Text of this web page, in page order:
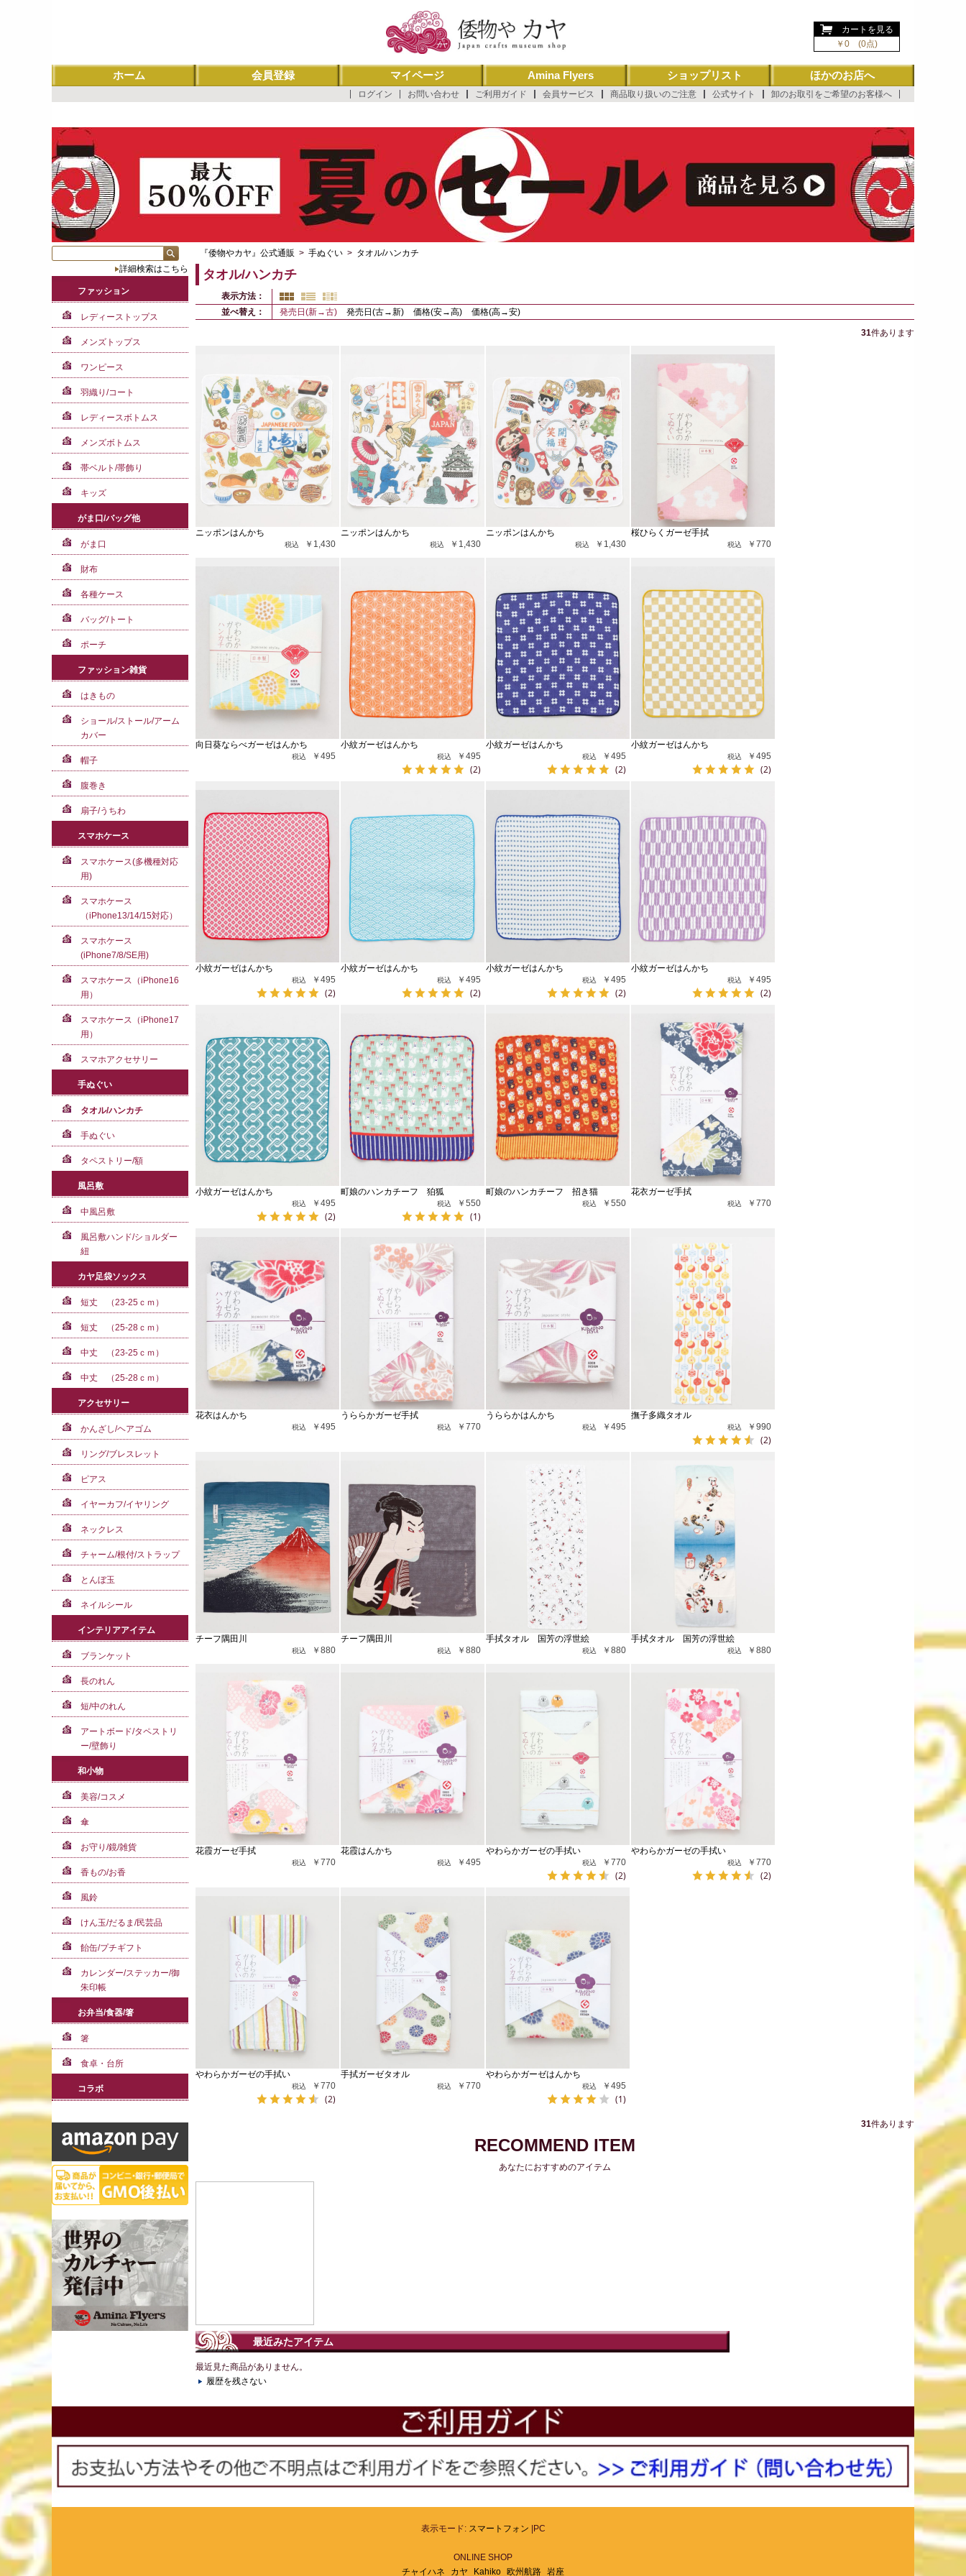
カートを見る
￥0 (0点)
ホーム 会員登録 マイページ Amina Flyers ショップリスト ほかのお店へ
卸のお取引をご希望のお客様へ
公式サイト
商品取り扱いのご注意
会員サービス
ご利用ガイド
お問い合わせ
ログイン
『倭物やカヤ』公式通販 > 手ぬぐい > タオル/ハンカチ
タオル/ハンカチ
表示方法：
並べ替え：
発売日(新→古) 発売日(古→新) 価格(安→高) 価格(高→安)
31件あります
ニッポンはんかち
￥1,430
ニッポンはんかち
￥1,430
ニッポンはんかち
￥1,430
桜ひらくガーゼ手拭
￥770
向日葵ならべガーゼはんかち
￥495
小紋ガーゼはんかち
￥495
(2)
小紋ガーゼはんかち
￥495
(2)
小紋ガーゼはんかち
￥495
(2)
小紋ガーゼはんかち
￥495
(2)
小紋ガーゼはんかち
￥495
(2)
小紋ガーゼはんかち
￥495
(2)
小紋ガーゼはんかち
￥495
(2)
小紋ガーゼはんかち
￥495
(2)
町娘のハンカチーフ 狛狐
￥550
(1)
町娘のハンカチーフ 招き猫
￥550
花衣ガーゼ手拭
￥770
花衣はんかち
￥495
うららかガーゼ手拭
￥770
うららかはんかち
￥495
撫子多織タオル
￥990
(2)
チーフ隅田川
￥880
チーフ隅田川
￥880
手拭タオル 国芳の浮世絵
￥880
手拭タオル 国芳の浮世絵
￥880
花霞ガーゼ手拭
￥770
花霞はんかち
￥495
やわらかガーゼの手拭い
￥770
(2)
やわらかガーゼの手拭い
￥770
(2)
やわらかガーゼの手拭い
￥770
(2)
手拭ガーゼタオル
￥770
やわらかガーゼはんかち
￥495
(1)
31件あります
RECOMMEND ITEM
あなたにおすすめのアイテム
最近みたアイテム
最近見た商品がありません。
履歴を残さない
詳細検索はこちら
ファッション
レディーストップス
メンズトップス
ワンピース
羽織り/コート
レディースボトムス
メンズボトムス
帯ベルト/帯飾り
キッズ
がま口/バッグ他
がま口
財布
各種ケース
バッグ/トート
ポーチ
ファッション雑貨
はきもの
ショール/ストール/アーム
カバー
帽子
腹巻き
扇子/うちわ
スマホケース
スマホケース(多機種対応
用)
スマホケース
（iPhone13/14/15対応）
スマホケース
(iPhone7/8/SE用)
スマホケース（iPhone16
用）
スマホケース（iPhone17
用）
スマホアクセサリー
手ぬぐい
タオル/ハンカチ
手ぬぐい
タペストリー/額
風呂敷
中風呂敷
風呂敷ハンド/ショルダー
紐
カヤ足袋ソックス
短丈 （23-25ｃｍ）
短丈 （25-28ｃｍ）
中丈 （23-25ｃｍ）
中丈 （25-28ｃｍ）
アクセサリー
かんざし/ヘアゴム
リング/ブレスレット
ピアス
イヤーカフ/イヤリング
ネックレス
チャーム/根付/ストラップ
とんぼ玉
ネイルシール
インテリアアイテム
ブランケット
長のれん
短/中のれん
アートボード/タペストリ
ー/壁飾り
和小物
美容/コスメ
傘
お守り/鏡/雑貨
香もの/お香
風鈴
けん玉/だるま/民芸品
飴缶/プチギフト
カレンダー/ステッカー/御
朱印帳
お弁当/食器/箸
箸
食卓・台所
コラボ
表示モード: スマートフォン |PC
ONLINE SHOP
チャイハネ
カヤ Kahiko 欧州航路 岩座